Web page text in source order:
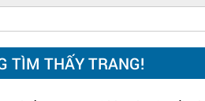
TÌM THẤY TRANG!